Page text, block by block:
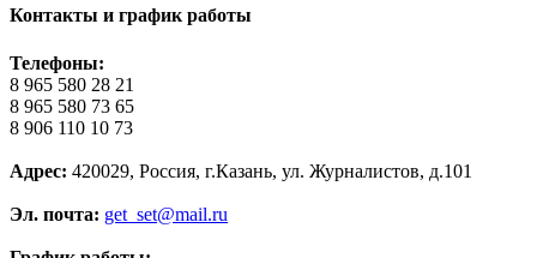
Контакты и график работы
Телефоны:
8 965 580 28 21
8 965 580 73 65
8 906 110 10 73
Адрес: 420029, Россия, г.Казань, ул. Журналистов, д.101
Эл. почта: get_set@mail.ru